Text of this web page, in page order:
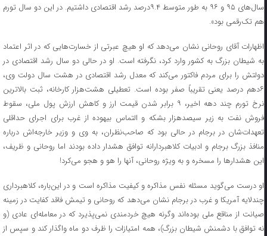
سال‌های ۹۵ و ۹۶ به طور متوسط ۹.۴درصد رشد اقتصادی داشتیم. در این دو سال تورم
هم تک‌رقمی بود».
اظهارات آقای روحانی نشان می‌دهد که او هیچ عبرتی از خسارت‌هایی که در اثر اعتماد
به شیطان بزرگ به کشور وارد کرد، نگرفته است. او در حالی دو سال رشد اقتصادی در
دولتش را برای مردم فاکتور می‌کند که معدل رشد اقتصادی در هشت سال دولت وی،
۶دهم درصد یعنی تقریباً صفر بوده است. تعطیلی هشت‌هزار کارخانه، ثبت بالاترین
نرخ تورم چند دهه اخیر، ۹ برابر شدن قیمت ارز و کاهش ارزش پول ملی، سقوط
فروش نفت به زیر سیصدهزار بشکه و التماس بیهوده از غرب برای اجرای حداقلی
تعهدات‌شان در برجام در حالی بود که صاحب‌نظران، به وی و وزیر خارجه‌اش درباره
منافذ بزرگ برجام و ادبیات کلاهبردارانه توافق هشدار داده بودند اما روحانی و ظریف،
این هشدارها را مسخره و به ویژه روحانی، آنها را هو و هجو می‌کرد!
او درست می‌گوید مسئله نفس مذاکره و کیفیت مذاکره است و در این‌باره، کلاهبرداری
چندلایه آمریکا و غرب در برجام نشان می‌دهد که روحانی و تیمش فاقد کفایت در زمینه
صیانت از مناقع ملی بوده‌اند وگرنه هیچ خردمندی نمی‌پذیرد که در معامله‌ای عادی (و
نه توافق با دشمنش شیطان بزرگ)، همه امتیازات را ظرف دو ماه واگذار کند و سپس از